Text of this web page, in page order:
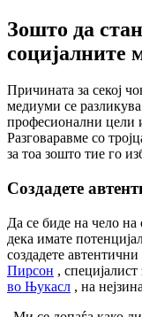
Зошто да
социјалните
Причината за секој
медиуми се
професионални цели
Разговаравме со
за тоа зошто тие го
Создадете
Да се ​​биде на чело на
дека имате
создадете
Пирсон ,
во Њукасл , на